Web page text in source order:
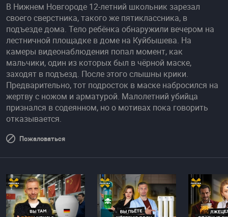
В Нижнем Новгороде 12-летний школьник зарезал
своего сверстника, такого же пятиклассника, в
подъезде дома. Тело ребёнка обнаружили вечером на
лестничной площадке в доме на Куйбышева. На
камеры видеонаблюдения попал момент, как
мальчики, один из которых был в чёрной маске,
заходят в подъезд. После этого слышны крики.
Предварительно, тот подросток в маске набросился на
жертву с ножом и арматурой. Малолетний убийца
признался в содеянном, но о мотивах пока говорить
отказывается.
Пожаловаться